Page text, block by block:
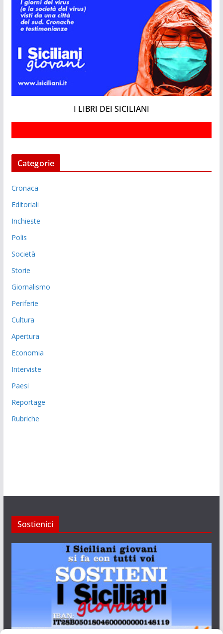
I LIBRI DEI SICILIANI
Categorie
Cronaca
Editoriali
Inchieste
Polis
Società
Storie
Giornalismo
Periferie
Cultura
Apertura
Economia
Interviste
Paesi
Reportage
Rubriche
Sostienici